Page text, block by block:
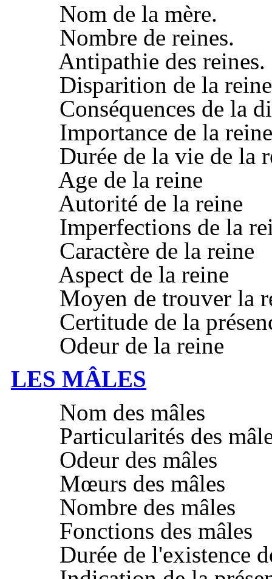
Nom de la mère.
Nombre de reines.
Antipathie des reines.
Disparition de la reine
Conséquences de la
Importance de la
Durée de la vie de la
Age de la reine
Autorité de la reine
Imperfections de la
Caractère de la reine
Aspect de la reine
Moyen de trouver la
Certitude de la
Odeur de la reine
LES MÂLES
Nom des mâles
Particularités des
Odeur des mâles
Mœurs des mâles
Nombre des mâles
Fonctions des mâles
Durée de l'existence